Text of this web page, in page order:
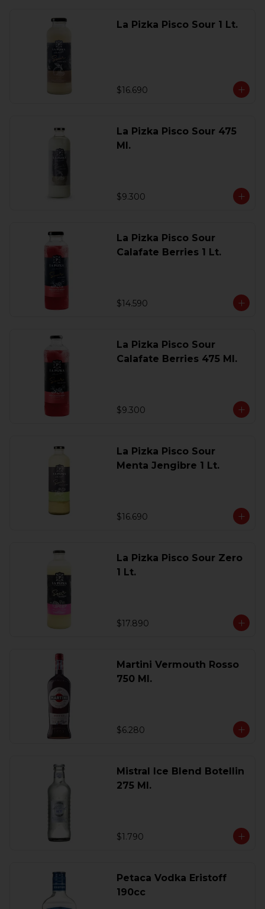
La Pizka Pisco Sour 1 Lt.
$16.690
La Pizka Pisco Sour 475
Ml.
$9.300
La Pizka Pisco Sour
Calafate Berries 1 Lt.
$14.590
La Pizka Pisco Sour
Calafate Berries 475 Ml.
$9.300
La Pizka Pisco Sour
Menta Jengibre 1 Lt.
$16.690
La Pizka Pisco Sour Zero
1 Lt.
$17.890
Martini Vermouth Rosso
750 Ml.
$6.280
Mistral Ice Blend Botellin
275 Ml.
$1.790
Petaca Vodka Eristoff
190cc